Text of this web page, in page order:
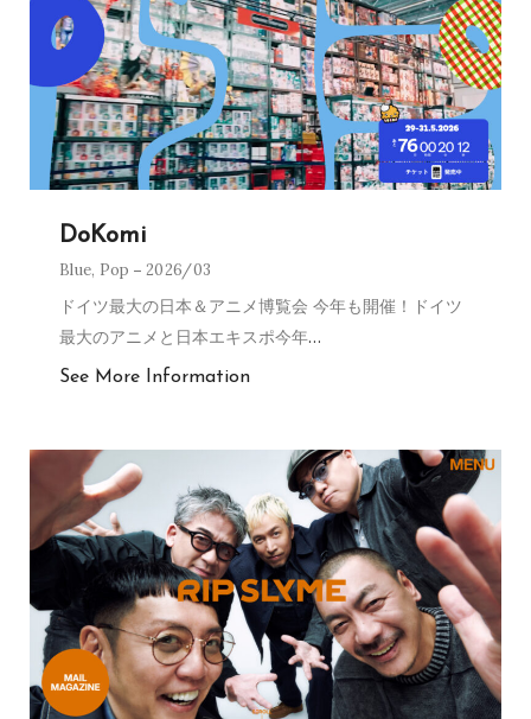
DoKomi
Blue, Pop 2026/03
ドイツ最大の日本＆アニメ博覧会 今年も開催！ドイツ
最大のアニメと日本エキスポ今年…
See More Information